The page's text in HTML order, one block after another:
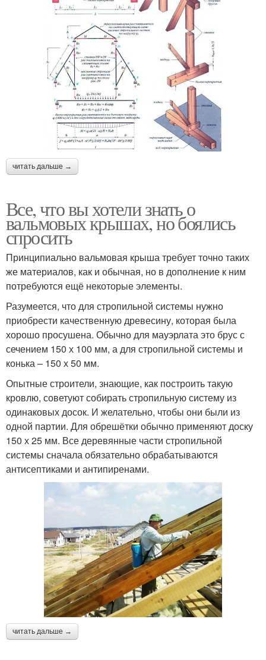
читать дальше →
Все, что вы хотели знать о
вальмовых крышах, но боялись
спросить
Принципиально вальмовая крыша требует точно таких
же материалов, как и обычная, но в дополнение к ним
потребуются ещё некоторые элементы.
Разумеется, что для стропильной системы нужно
приобрести качественную древесину, которая была
хорошо просушена. Обычно для мауэрлата это брус с
сечением 150 х 100 мм, а для стропильной системы и
конька – 150 х 50 мм.
Опытные строители, знающие, как построить такую
кровлю, советуют собирать стропильную систему из
одинаковых досок. И желательно, чтобы они были из
одной партии. Для обрешётки обычно применяют доску
150 х 25 мм. Все деревянные части стропильной
системы сначала обязательно обрабатываются
антисептиками и антипиренами.
читать дальше →